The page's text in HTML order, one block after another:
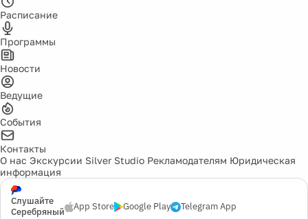
Расписание
Программы
Новости
Ведущие
События
Контакты
О нас Экскурсии Silver Studio Рекламодателям Юридическая
информация
Слушайте
Серебряный
App Store Google Play Telegram App